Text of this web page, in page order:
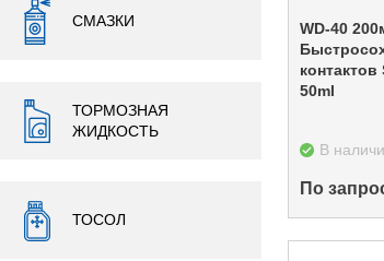
СМАЗКИ
ТОРМОЗНАЯ
ЖИДКОСТЬ
ТОСОЛ
WD-40
контактов SPECIALIST+WS40
50ml
В
По